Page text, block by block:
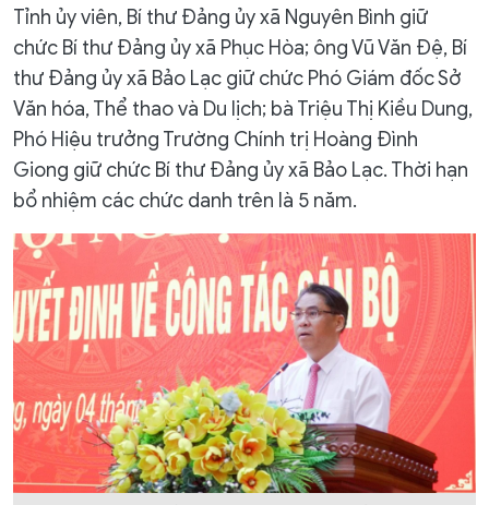
Tỉnh ủy viên, Bí thư Đảng ủy xã Nguyên Bình giữ
chức Bí thư Đảng ủy xã Phục Hòa; ông Vũ Văn Đệ, Bí
thư Đảng ủy xã Bảo Lạc giữ chức Phó Giám đốc Sở
Văn hóa, Thể thao và Du lịch; bà Triệu Thị Kiều Dung,
Phó Hiệu trưởng Trường Chính trị Hoàng Đình
Giong giữ chức Bí thư Đảng ủy xã Bảo Lạc. Thời hạn
bổ nhiệm các chức danh trên là 5 năm.